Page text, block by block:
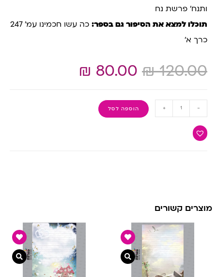
ותנח’ פרשת נח
תוכלו למצא את הסיפור גם בספר:
כה עשו חכמינו עמ’ 247
כרך א’
₪120.00
₪ 80.00
-
+ הוספה לסל
מוצרים קשורים